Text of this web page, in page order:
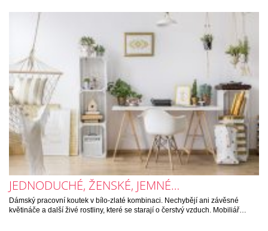
JEDNODUCHÉ, ŽENSKÉ, JEMNÉ…
Dámský pracovní koutek v bílo-zlaté kombinaci. Nechybějí ani závěsné
květináče a další živé rostliny, které se starají o čerstvý vzduch. Mobiliář…